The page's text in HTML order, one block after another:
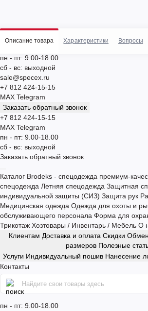
пн - пт: 9.00-18.00
сб - вс: выходной
sale@specex.ru
+7 812 424-15-15
MAX Telegram
Заказать обратный звонок
+7 812 424-15-15
MAX Telegram
пн - пт: 9.00-18.00
сб - вс: выходной
Заказать обратный звонок
Каталог Brodeks - спецодежда премиум-
спецодежда Летняя спецодежда Защитная
индивидуальной защиты (СИЗ) Защита рук
Медицинская одежда Одежда для охоты и
обслуживающего персонала Форма для
Трикотаж Хозтовары / Инвентарь / Мебель О
Клиентам Доставка и оплата Скидки
размеров Полезные
Услуги Индивидуальный пошив Нанесение
Контакты
пн - пт: 9.00-18.00
Описание товара Характеристики Вопросы